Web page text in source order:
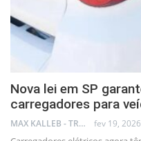
Nova lei em SP
carregadores para
MAX KALLEB - TRADER fev 19, 2026